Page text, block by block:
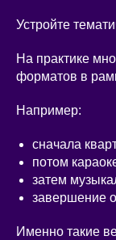
Устройте
На практике
форматов в
Например:
сначала
потом
затем
завершение
Именно такие